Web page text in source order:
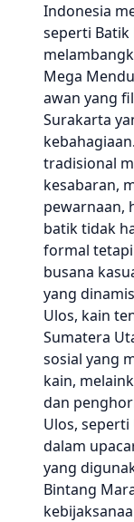
Indonesia
seperti Batik
Mega
awan yang
Surakarta
tradisional
kesabaran,
pewarnaan,
batik tidak
formal
busana
yang
Ulos, kain
Sumatera
sosial yang
kain,
dan
Ulos,
dalam
yang
Bintang